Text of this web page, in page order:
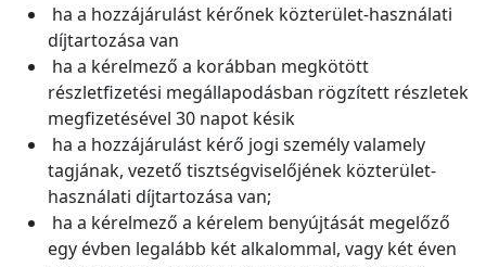
ha a hozzájárulást kérőnek közterület-használati
díjtartozása van
ha a kérelmező a korábban megkötött
részletfizetési megállapodásban rögzített részletek
megfizetésével 30 napot késik
ha a hozzájárulást kérő jogi személy valamely
tagjának, vezető tisztségviselőjének közterület-
használati díjtartozása van;
ha a kérelmező a kérelem benyújtását megelőző
egy évben legalább két alkalommal, vagy két éven